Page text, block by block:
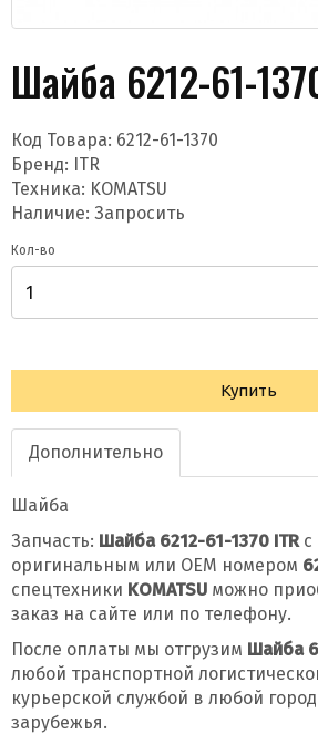
Шайба 6212-61-
Код Товара: 6212-61-1370
Бренд: ITR
Техника: KOMATSU
Наличие: Запросить
Кол-во
Купить
Дополнительно
Шайба
Запчасть: Шайба 6212-61-1370 ITRс
оригинальным или OEM номером
спецтехники KOMATSU можно
заказ на сайте или по телефону.
После оплаты мы отгрузим Шайба
любой транспортной
курьерской службой в любой
зарубежья.